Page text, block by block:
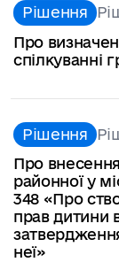
Рішення
Про
спілкуванні
Рішення
Про
районної у
348 «Про
прав дитини
неї»